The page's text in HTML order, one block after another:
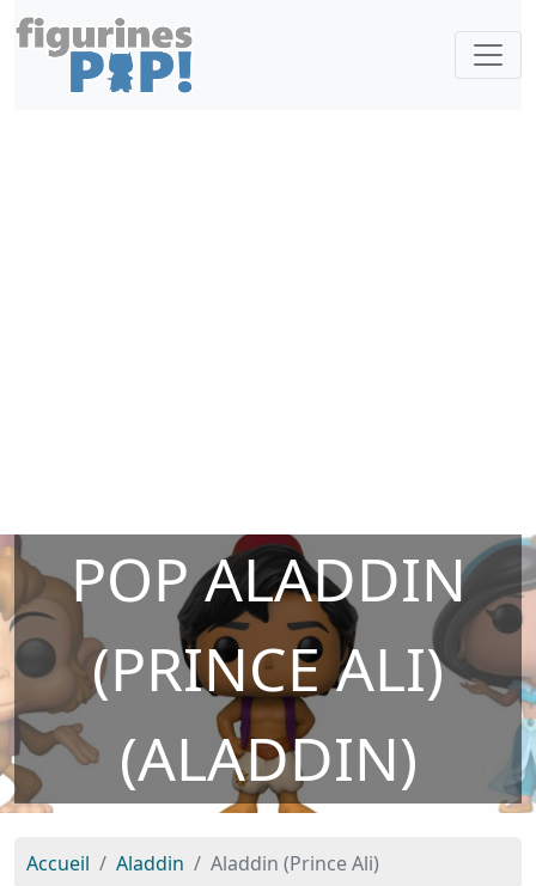
POP ALADDIN
(PRINCE ALI)
(ALADDIN)
Accueil Aladdin Aladdin (Prince Ali)